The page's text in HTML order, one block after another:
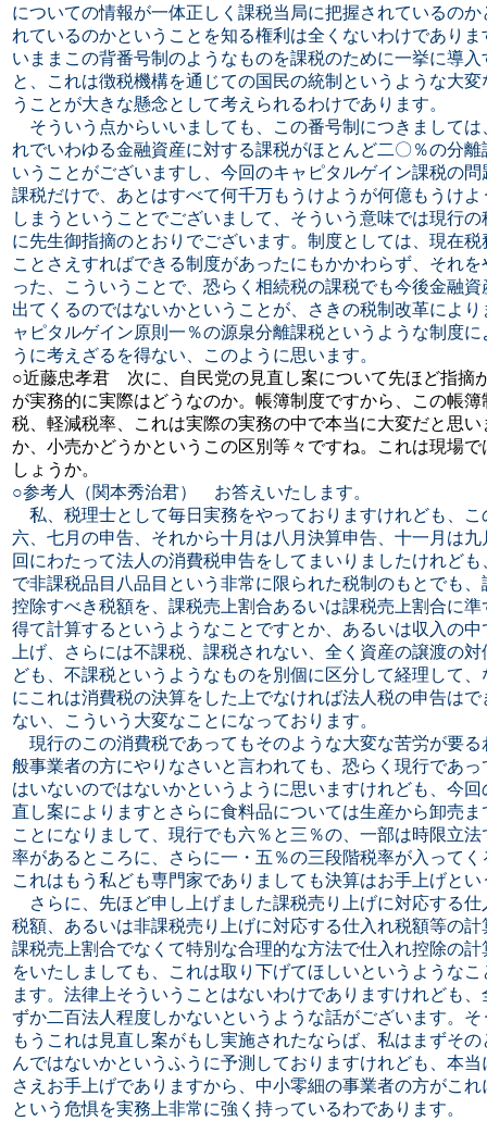
についての情報が一体正しく課税当局に把握されているの
れているのかということを知る権利は全くないわけであり
いままこの背番号制のようなものを課税のために一挙に導
と、これは徴税機構を通じての国民の統制というような大
うことが大きな懸念として考えられるわけであります。
そういう点からいいましても、この番号制につきまして
れでいわゆる金融資産に対する課税がほとんど二〇％の分
いうことがございますし、今回のキャピタルゲイン課税の
課税だけで、あとはすべて何千万もうけようが何億もうけ
しまうということでございまして、そういう意味では現行
に先生御指摘のとおりでございます。制度としては、現在
ことさえすればできる制度があったにもかかわらず、それ
った、こういうことで、恐らく相続税の課税でも今後金融
出てくるのではないかということが、さきの税制改革によ
ャピタルゲイン原則一％の源泉分離課税というような制度
うに考えざるを得ない、このように思います。
○近藤忠孝君 次に、自民党の見直し案について先ほど指摘
が実務的に実際はどうなのか。帳簿制度ですから、この帳
税、軽減税率、これは実際の実務の中で本当に大変だと思
か、小売かどうかというこの区別等々ですね。これは現場
しょうか。
○参考人（関本秀治君） お答えいたします。
私、税理士として毎日実務をやっておりますけれども、
六、七月の申告、それから十月は八月決算申告、十一月は
回にわたって法人の消費税申告をしてまいりましたけれど
で非課税品目八品目という非常に限られた税制のもとでも
控除すべき税額を、課税売上割合あるいは課税売上割合に
得て計算するというようなことですとか、あるいは収入の
上げ、さらには不課税、課税されない、全く資産の譲渡の
ども、不課税というようなものを別個に区分して経理して
にこれは消費税の決算をした上でなければ法人税の申告は
ない、こういう大変なことになっております。
現行のこの消費税であってもそのような大変な苦労が要
般事業者の方にやりなさいと言われても、恐らく現行であ
はいないのではないかというように思いますけれども、今回
直し案によりますとさらに食料品については生産から卸売
ことになりまして、現行でも六％と三％の、一部は時限立
率があるところに、さらに一・五％の三段階税率が入って
これはもう私ども専門家でありましても決算はお手上げと
さらに、先ほど申し上げました課税売り上げに対応する
税額、あるいは非課税売り上げに対応する仕入れ税額等の
課税売上割合でなくて特別な合理的な方法で仕入れ控除の
をいたしましても、これは取り下げてほしいというような
ます。法律上そういうことはないわけでありますけれども
ずか二百法人程度しかないというような話がございます。
もうこれは見直し案がもし実施されたならば、私はまずそ
んではないかというふうに予測しておりますけれども、本
さえお手上げでありますから、中小零細の事業者の方がこ
という危惧を実務上非常に強く持っているわであります。